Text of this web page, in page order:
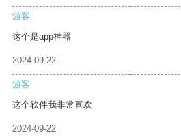
游客
这个是app神器
2024-09-22
游客
这个软件我非常喜欢
2024-09-22